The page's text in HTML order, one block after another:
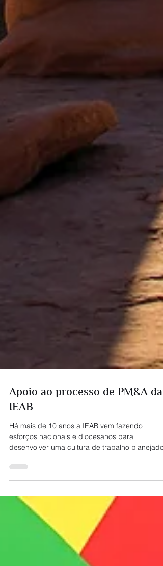
IEAB
Há mais de 10 anos a IEAB vem fazendo
desenvolver uma cultura de trabalho planejado,
com...